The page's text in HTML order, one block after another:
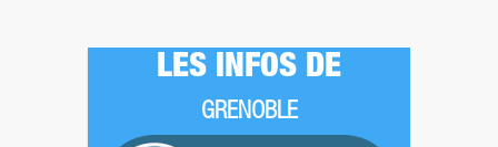
LES INFOS DE
GRENOBLE